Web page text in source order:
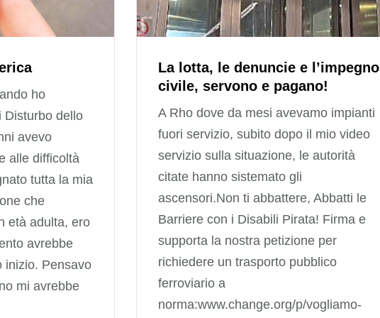
ho
Disturbo dello
avevo
alle difficoltà
tutta la mia
che
età adulta, ero
avrebbe
inizio. Pensavo
mi avrebbe
La lotta, le denuncie e l’impegno
civile, servono e pagano!
A Rho dove da mesi avevamo impianti
fuori servizio, subito dopo il mio video
servizio sulla situazione, le autorità
citate hanno sistemato gli
ascensori.Non ti abbattere, Abbatti le
Barriere con i Disabili Pirata! Firma e
supporta la nostra petizione per
richiedere un trasporto pubblico
ferroviario a
norma:www.change.org/p/vogliamo-